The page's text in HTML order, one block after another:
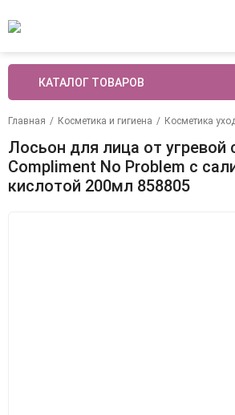
КАТАЛОГ ТОВАРОВ
Главная / Косметика и гигиена / Косметика
Лосьон для лица от угревой
Compliment No Problem с
кислотой 200мл 858805